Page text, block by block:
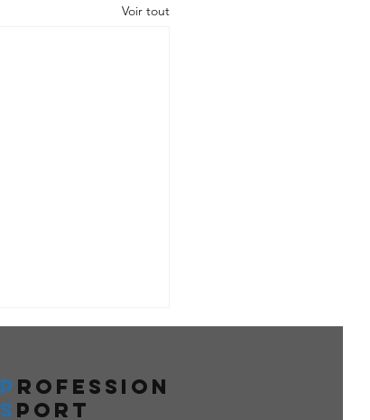
Voir tout
P rofession
s port